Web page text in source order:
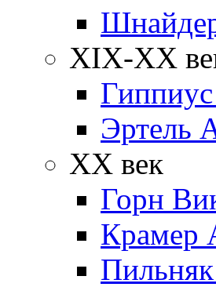
XIX-XX
Эртель
XX век
Горн
Крамер